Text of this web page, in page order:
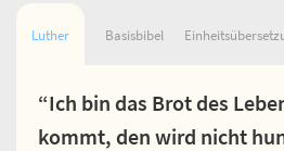
Luther Basisbibel
“Ich bin das Brot des
kommt, den wird nicht